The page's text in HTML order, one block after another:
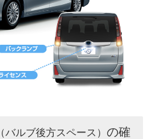
（バルブ後方スペース） の確